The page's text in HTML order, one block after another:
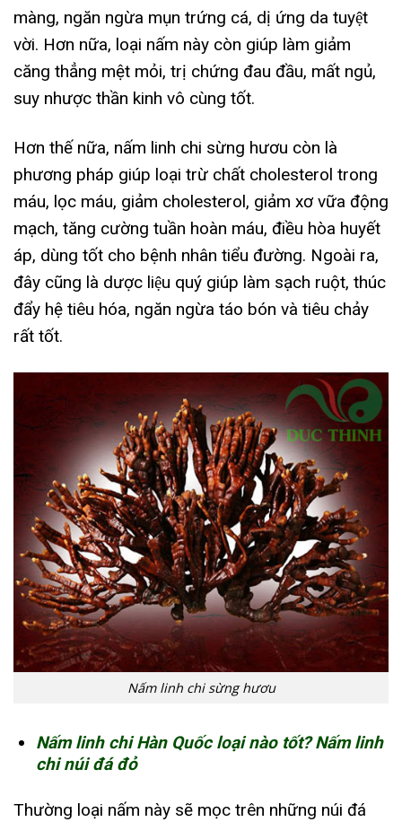
màng, ngăn ngừa mụn trứng cá, dị ứng da tuyệt
vời. Hơn nữa, loại nấm này còn giúp làm giảm
căng thẳng mệt mỏi, trị chứng đau đầu, mất ngủ,
suy nhược thần kinh vô cùng tốt.
Hơn thế nữa, nấm linh chi sừng hươu còn là
phương pháp giúp loại trừ chất cholesterol trong
máu, lọc máu, giảm cholesterol, giảm xơ vữa động
mạch, tăng cường tuần hoàn máu, điều hòa huyết
áp, dùng tốt cho bệnh nhân tiểu đường. Ngoài ra,
đây cũng là dược liệu quý giúp làm sạch ruột, thúc
đẩy hệ tiêu hóa, ngăn ngừa táo bón và tiêu chảy
rất tốt.
Nấm linh chi sừng hươu
Nấm linh chi Hàn Quốc loại nào tốt? Nấm linh
chi núi đá đỏ
Thường loại nấm này sẽ mọc trên những núi đá